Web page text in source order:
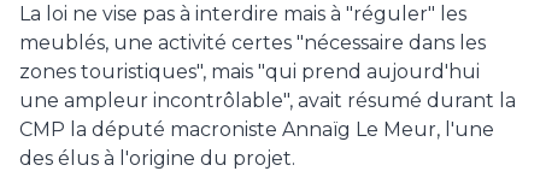
La loi ne vise pas à interdire mais à "réguler" les
meublés, une activité certes "nécessaire dans les
zones touristiques", mais "qui prend aujourd'hui
une ampleur incontrôlable", avait résumé durant la
CMP la député macroniste Annaïg Le Meur, l'une
des élus à l'origine du projet.